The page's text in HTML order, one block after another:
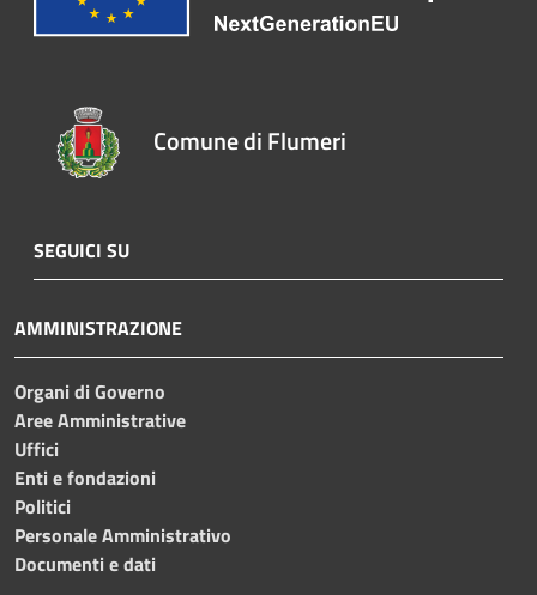
Comune di Flumeri
SEGUICI SU
AMMINISTRAZIONE
Organi di Governo
Aree Amministrative
Uffici
Enti e fondazioni
Politici
Personale Amministrativo
Documenti e dati